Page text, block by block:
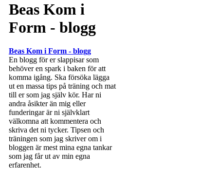
Beas Kom i
Form - blogg
Beas Kom i Form - blogg
En blogg för er slappisar som
behöver en spark i baken för att
komma igång. Ska försöka lägga
ut en massa tips på träning och mat
till er som jag själv kör. Har ni
andra åsikter än mig eller
funderingar är ni självklart
välkomna att kommentera och
skriva det ni tycker. Tipsen och
träningen som jag skriver om i
bloggen är mest mina egna tankar
som jag får ut av min egna
erfarenhet.